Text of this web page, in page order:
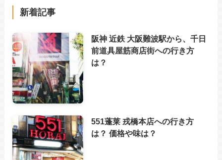
新着記事
阪神 近鉄 大阪難波駅から、千日
前道具屋筋商店街への行き方
は？
551蓬莱 戎橋本店への行き方
は？ 価格や味は？